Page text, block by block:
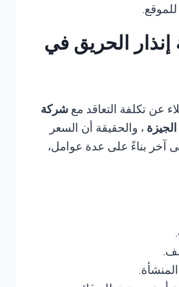
الحريق في
عن تكلفة التعاقد مع شركة
، والحقيقة أن السعر
آخر بناءً على عدة عوامل،